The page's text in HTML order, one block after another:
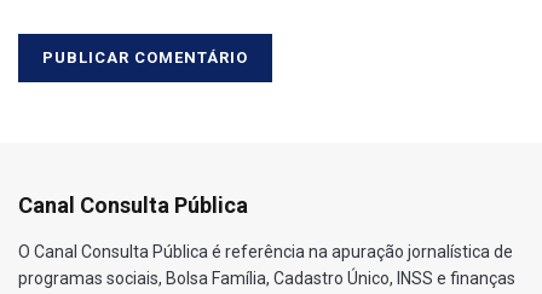
Canal Consulta Pública
O Canal Consulta Pública é referência na apuração jornalística de
programas sociais, Bolsa Família, Cadastro Único, INSS e finanças